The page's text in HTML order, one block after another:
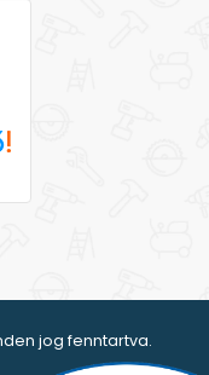
jog fenntartva.